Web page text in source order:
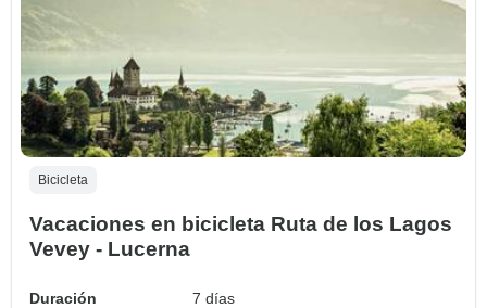
Bicicleta
Vacaciones en bicicleta Ruta de los Lagos
Vevey - Lucerna
Duración
7 días